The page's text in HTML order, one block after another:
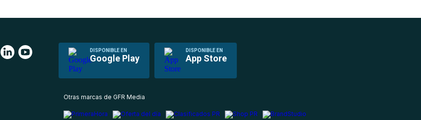
DISPONIBLE EN
Google Play
DISPONIBLE EN
App Store
Otras marcas de GFR Media